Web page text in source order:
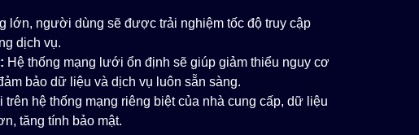
lớn, người dùng sẽ được trải nghiệm tốc độ truy cập
dịch vụ.
Hệ thống mạng lưới ổn định sẽ giúp giảm thiểu nguy cơ
bảo dữ liệu và dịch vụ luôn sẵn sàng.
hệ thống mạng riêng biệt của nhà cung cấp, dữ liệu
tăng tính bảo mật.